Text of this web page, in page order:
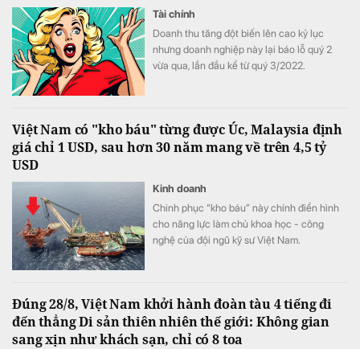
Tài chính
Doanh thu tăng đột biến lên cao kỷ lục
nhưng doanh nghiệp này lại báo lỗ quý 2
vừa qua, lần đầu kể từ quý 3/2022.
Việt Nam có "kho báu" từng được Úc, Malaysia định
giá chỉ 1 USD, sau hơn 30 năm mang về trên 4,5 tỷ
USD
Kinh doanh
Chinh phục “kho báu” này chính điển hình
cho năng lực làm chủ khoa học - công
nghệ của đội ngũ kỹ sư Việt Nam.
Đúng 28/8, Việt Nam khởi hành đoàn tàu 4 tiếng đi
đến thẳng Di sản thiên nhiên thế giới: Không gian
sang xịn như khách sạn, chỉ có 8 toa